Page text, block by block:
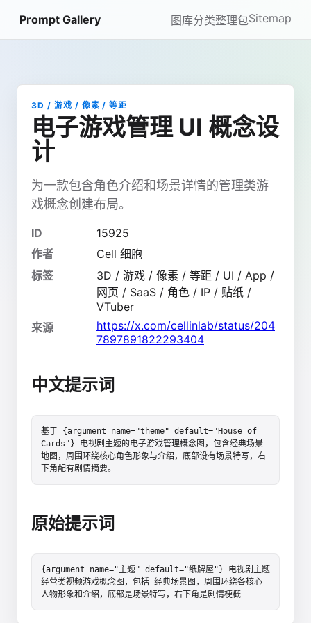
Prompt Gallery 图库分类整理包Sitemap
3D / 游戏 / 像素 / 等距
电子游戏管理 UI 概念设
计
为一款包含角色介绍和场景详情的管理类游
戏概念创建布局。
ID
15925
作者
Cell 细胞
标签
3D / 游戏 / 像素 / 等距 / UI / App /
网页 / SaaS / 角色 / IP / 贴纸 /
VTuber
来源
https://x.com/cellinlab/status/204
7897891822293404
中文提示词
基于 {argument name="theme" default="House of
Cards"} 电视剧主题的电子游戏管理概念图，包含经典场景
地图，周围环绕核心角色形象与介绍，底部设有场景特写，右
下角配有剧情摘要。
原始提示词
{argument name="主题" default="纸牌屋"} 电视剧主题
经营类视频游戏概念图，包括 经典场景图，周围环绕各核心
人物形象和介绍，底部是场景特写，右下角是剧情梗概